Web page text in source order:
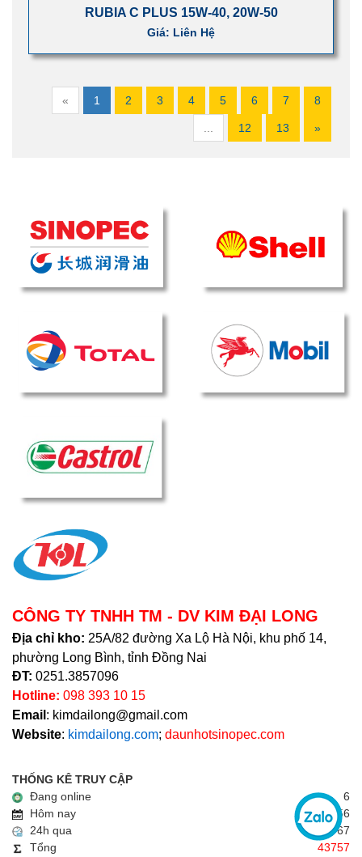
RUBIA C PLUS 15W-40, 20W-50
Giá: Liên Hệ
« 1 2 3 4 5 6 7 8
12 13 »
CÔNG TY TNHH TM - DV KIM ĐẠI LONG
Địa chỉ kho: 25A/82 đường Xa Lộ Hà Nội, khu phố 14,
phường Long Bình, tỉnh Đồng Nai
ĐT: 0251.3857096
Hotline: 098 393 10 15
Email : kimdailong@gmail.com
Website: kimdailong.com; daunhotsinopec.com
THỐNG KÊ TRUY CẬP
Đang online
6
Hôm nay
56
24h qua
67
Tổng
43757